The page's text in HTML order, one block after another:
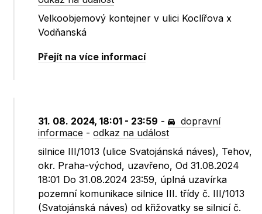
Velkoobjemový kontejner v ulici Koclířova x
Vodňanská
Přejít na více informací
31. 08. 2024, 18:01 - 23:59 -
dopravní
informace -odkaz na událost
silnice III/1013 (ulice Svatojánská náves), Tehov,
okr. Praha-východ, uzavřeno, Od 31.08.2024
18:01 Do 31.08.2024 23:59, úplná uzavírka
pozemní komunikace silnice III. třídy č. III/1013
(Svatojánská náves) od křižovatky se silnicí č.